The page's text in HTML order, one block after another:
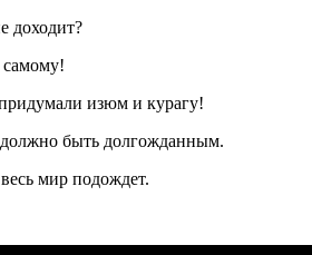
доходит?
самому!
изюм и курагу!
быть долгожданным.
мир подождет.